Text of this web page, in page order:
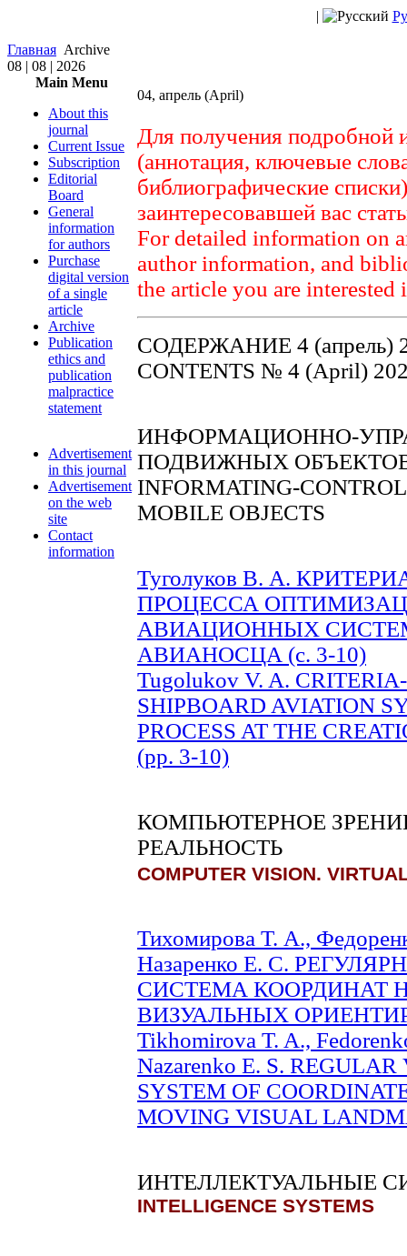
|
Главная Archive
08 | 08 | 2026
Main Menu
About this
journal
Current Issue
Subscription
Editorial
Board
General
information
for authors
Purchase
digital version
of a single
article
Archive
Publication
ethics and
publication
malpractice
statement
Advertisement
in this journal
Advertisement
on the web
site
Contact
information
04, апрель (April)
Для получения подробной
(аннотация, ключевые
библиографические
заинтересовавшей вас
For detailed information on
author information, and
the article you are interested
СОДЕРЖАНИЕ 4 (апрель)
CONTENTS № 4 (April)
ИНФОРМАЦИОННО-
ПОДВИЖНЫХ
INFORMATING-
MOBILE OBJECTS
Туголуков В. А.
ПРОЦЕССА
АВИАЦИОННЫХ
АВИАНОСЦА (c. 3-10)
Tugolukov V. A.
SHIPBOARD AVIATION
PROCESS AT THE
(pp. 3-10)
КОМПЬЮТЕРНОЕ
РЕАЛЬНОСТЬ
COMPUTER VISION.
Тихомирова Т. А.,
Назаренко Е. С.
СИСТЕМА КООРДИНАТ
ВИЗУАЛЬНЫХ
Tikhomirova T. A.,
Nazarenko E. S.
SYSTEM OF
MOVING VISUAL
ИНТЕЛЛЕКТУАЛЬНЫЕ
INTELLIGENCE SYSTEMS